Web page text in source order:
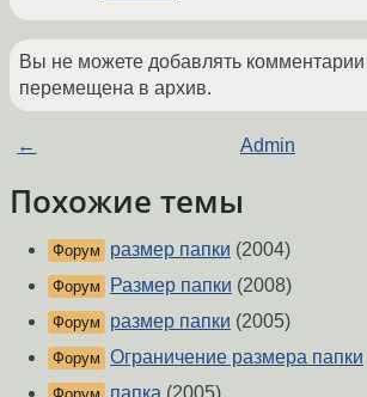
Вы не можете добавлять комментарии
перемещена в архив.
← Admin
Похожие темы
Форум размер папки (2004)
Форум Размер папки (2008)
Форум размер папки (2005)
Форум Ограничение размера папки
папка (2005)